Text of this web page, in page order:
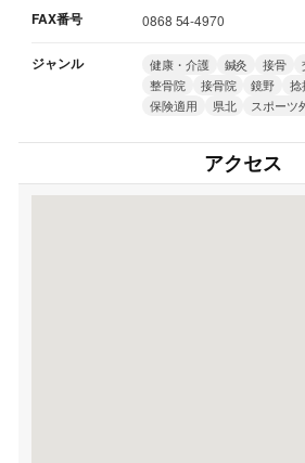
FAX番号 0868 54-4970
ジャンル 健康・介護 鍼灸 接骨
整骨院
接骨院 鏡野 捻
保険適用
県北 スポーツ
アクセス